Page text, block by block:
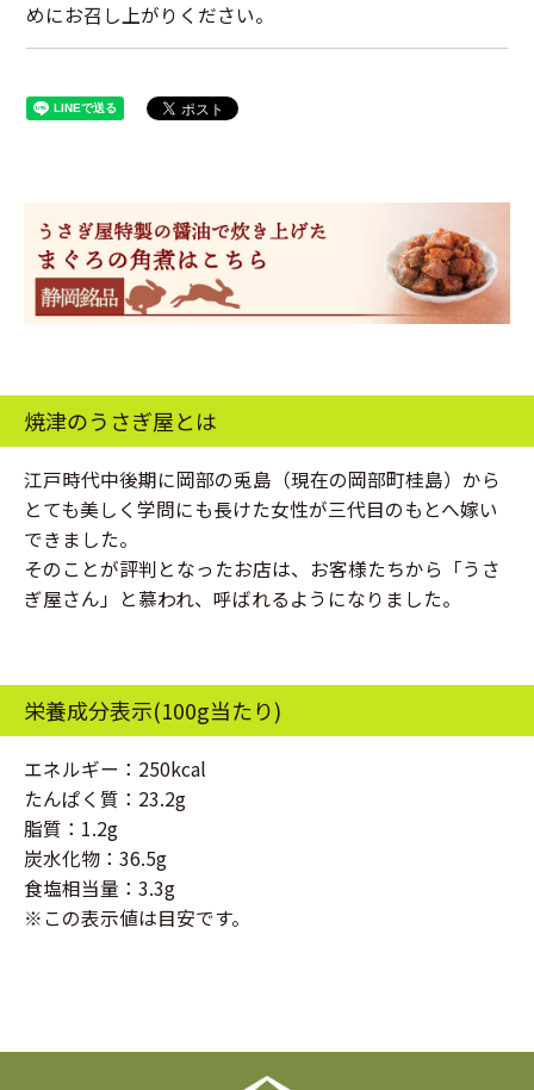
めにお召し上がりください。
焼津のうさぎ屋とは
江戸時代中後期に岡部の兎島（現在の岡部町桂島）から
とても美しく学問にも長けた女性が三代目のもとへ嫁い
できました。
そのことが評判となったお店は、お客様たちから「うさ
ぎ屋さん」と慕われ、呼ばれるようになりました。
栄養成分表示(100g当たり)
エネルギー：250kcal
たんぱく質：23.2g
脂質：1.2g
炭水化物：36.5g
食塩相当量：3.3g
※この表示値は目安です。